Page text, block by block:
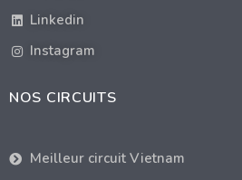
Linkedin
Instagram
NOS CIRCUITS
Meilleur circuit Vietnam